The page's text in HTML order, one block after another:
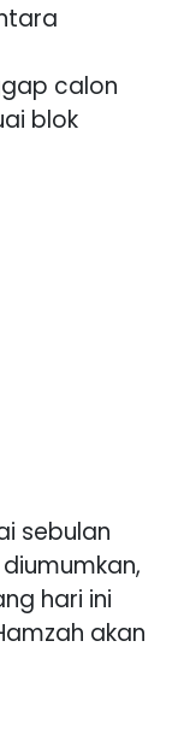
calon
blok
sebulan
hari ini
akan